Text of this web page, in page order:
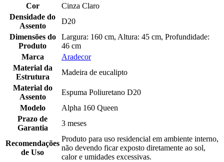
Cor
Cinza Claro
Densidade do
Assento
D20
Dimensões do
Produto
Largura: 160 cm, Altura: 45 cm, Profundidade:
46 cm
Marca
Aradecor
Material da
Estrutura
Madeira de eucalipto
Material do
Assento
Espuma Poliuretano D20
Modelo
Alpha 160 Queen
Prazo de
Garantia
3 meses
Recomendações
de Uso
Produto para uso residencial em ambiente interno,
não devendo ficar exposto diretamente ao sol,
calor e umidades excessivas.